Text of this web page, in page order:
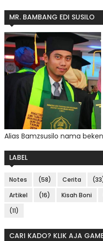
MR. BAMBANG EDI SUSILO
Alias Bamzsusilo nama
LABEL
Notes (58) Cerita
Artikel
(16) Kisah Boni
(11)
CARI KADO? KLIK AJA